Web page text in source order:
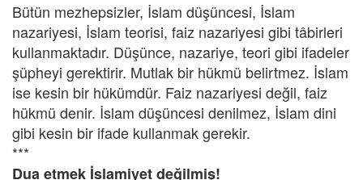
Bütün mezhepsizler, İslam düşüncesi, İslam
nazariyesi, İslam teorisi, faiz nazariyesi gibi tâbirleri
kullanmaktadır. Düşünce, nazariye, teori gibi ifadeler
şüpheyi gerektirir. Mutlak bir hükmü belirtmez. İslam
ise kesin bir hükümdür. Faiz nazariyesi değil, faiz
hükmü denir. İslam düşüncesi denilmez, İslam dini
gibi kesin bir ifade kullanmak gerekir.
***
Dua etmek İslamiyet değilmiş!